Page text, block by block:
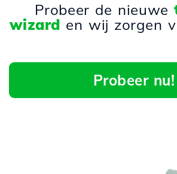
Probeer de nieuwe
wizard en wij zorgen
Probeer nu!